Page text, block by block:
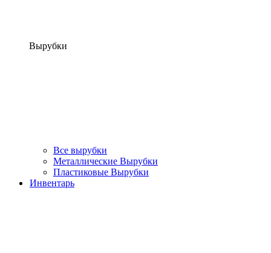
Вырубки
Все вырубки
Металлические Вырубки
Пластиковые Вырубки
Инвентарь